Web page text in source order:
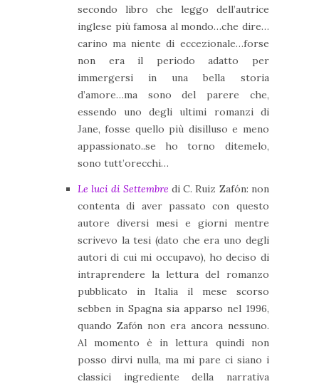
secondo libro che leggo dell’autrice
inglese più famosa al mondo…che dire…
carino ma niente di eccezionale…forse
non era il periodo adatto per
immergersi in una bella storia
d’amore…ma sono del parere che,
essendo uno degli ultimi romanzi di
Jane, fosse quello più disilluso e meno
appassionato..se ho torno ditemelo,
sono tutt’orecchi…
Le luci di Settembre di C. Ruiz Zafón: non
contenta di aver passato con questo
autore diversi mesi e giorni mentre
scrivevo la tesi (dato che era uno degli
autori di cui mi occupavo), ho deciso di
intraprendere la lettura del romanzo
pubblicato in Italia il mese scorso
sebben in Spagna sia apparso nel 1996,
quando Zafón non era ancora nessuno.
Al momento è in lettura quindi non
posso dirvi nulla, ma mi pare ci siano i
classici ingrediente della narrativa